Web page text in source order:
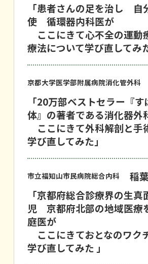
「患者さんの足を治し 自
使 循環器内科医が
ここにきて心不全の運動
療法について学び直してみ
京都大学医学部附属病院消化管外科
「20万部ベストセラー『
体』の著者である消化器外
ここにきて外科解剖と手
学び直してみた」
市立福知山市民病院総合内科
稲
「京都府総合診療界の生
児 京都府北部の地域医療
庭医が
ここにきておとなのワク
学び直してみた 」